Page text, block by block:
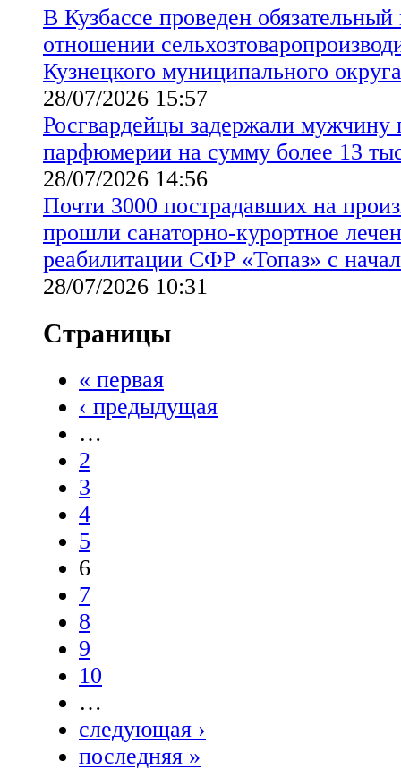
В Кузбассе проведен
отношении
Кузнецкого муниципального округа
28/07/2026 15:57
Росгвардейцы задержали мужчину
парфюмерии на сумму более 13
28/07/2026 14:56
Почти 3000 пострадавших на
прошли санаторно-курортное
реабилитации СФР «Топаз» с
28/07/2026 10:31
Страницы
« первая
‹ предыдущая
…
2
3
4
5
6
7
8
9
10
…
следующая ›
последняя »